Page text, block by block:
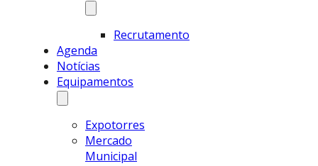
Recrutamento
Agenda
Notícias
Equipamentos
Expotorres
Mercado
Municipal